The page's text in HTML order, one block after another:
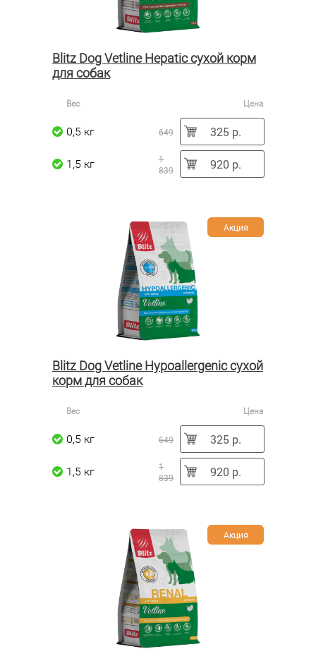
Blitz Dog Vetline Hepatic сухой корм
для собак
Вес Цена
0,5 кг 649 325 р.
1,5 кг
1
839
920 р.
Акция
Blitz Dog Vetline Hypoallergenic сухой
корм для собак
Вес Цена
0,5 кг 649 325 р.
1,5 кг
1
839
920 р.
Акция